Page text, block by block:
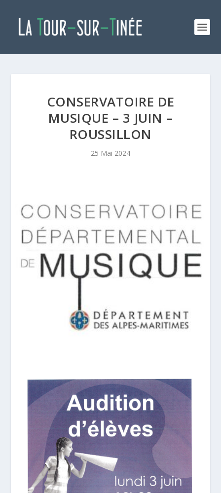
CONSERVATOIRE DE
MUSIQUE – 3 JUIN –
ROUSSILLON
25 Mai 2024